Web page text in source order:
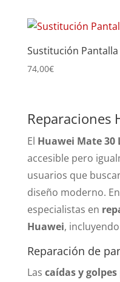
Sustitución
74,00€
Reparaciones
El Huawei Mate 30
accesible pero
usuarios que
diseño moderno. En
especialistas en
Huawei,
Reparación de
Las caídas y golpes